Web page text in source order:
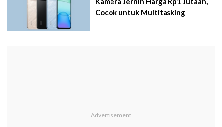
Cocok untuk Multitasking